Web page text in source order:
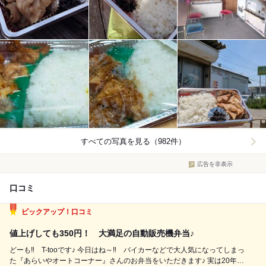
すべての写真を見る（982件）
広告を非表示
口コミ
ピックアップ！口コミ
値上げしても350円！ 大満足の自動販売機弁当♪
どーも‼ T-tooです♪ 今日はね～‼ バイカーなどで大人気になってしまっ
た『あらいやオートコーナー』さんのお弁当をいただきます♪ 実は20年前